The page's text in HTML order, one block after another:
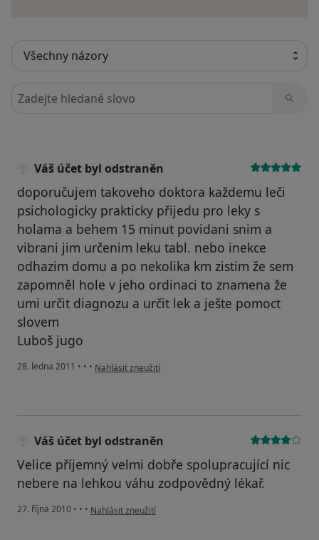
Hledejte v názorech
Váš účet byl odstraněn
doporučujem takoveho doktora každemu leči
psichologicky prakticky přijedu pro leky s
holama a behem 15 minut povidani snim a
vibrani jim určenim leku tabl. nebo inekce
odhazim domu a po nekolika km zistim že sem
zapomněl hole v jeho ordinaci to znamena že
umi určit diagnozu a určit lek a ješte pomoct
slovem
Luboš jugo
28. ledna 2011 • • • podle názoru uživatele Váš účet byl odstraněn
Nahlásit zneužití
Váš účet byl odstraněn
Velice příjemný velmi dobře spolupracující nic
nebere na lehkou váhu zodpovědný lékař.
27. října 2010 • • • podle názoru uživatele Váš účet byl odstraněn
Nahlásit zneužití